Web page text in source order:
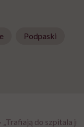
Podpaski
„Trafiają do szpitala